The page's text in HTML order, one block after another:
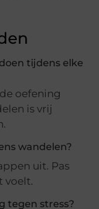
tijdens elke
oefening
is vrij
wandelen?
uit. Pas
voelt.
tegen stress?